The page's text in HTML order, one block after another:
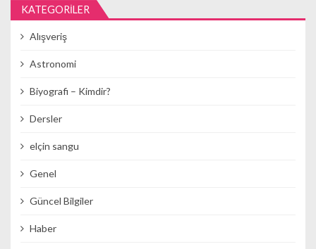
KATEGORILER
Alışveriş
Astronomi
Biyografi – Kimdir?
Dersler
elçin sangu
Genel
Güncel Bilgiler
Haber